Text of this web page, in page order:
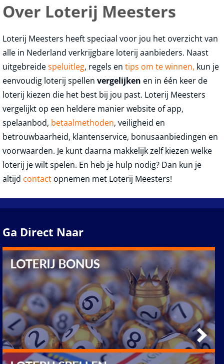
Over Loterij Meesters
Loterij Meesters heeft speciaal voor jou het overzicht van
alle in Nederland verkrijgbare loterij aanbieders. Naast
uitgebreidespeluitleg, regels en tips om te winnen, kun je
eenvoudig loterij spellen vergelijken en in één keer de
loterij kiezen die het best bij jou past. Loterij Meesters
vergelijkt op een heldere manier website of app,
spelaanbod, betaalmethoden, veiligheid en
betrouwbaarheid, klantenservice, bonusaanbiedingen en
voorwaarden. Je kunt daarna makkelijk zelf kiezen welke
loterij je wilt spelen. En heb je hulp nodig? Dan kun je
altijd contact opnemen met Loterij Meesters!
Ga Direct Naar